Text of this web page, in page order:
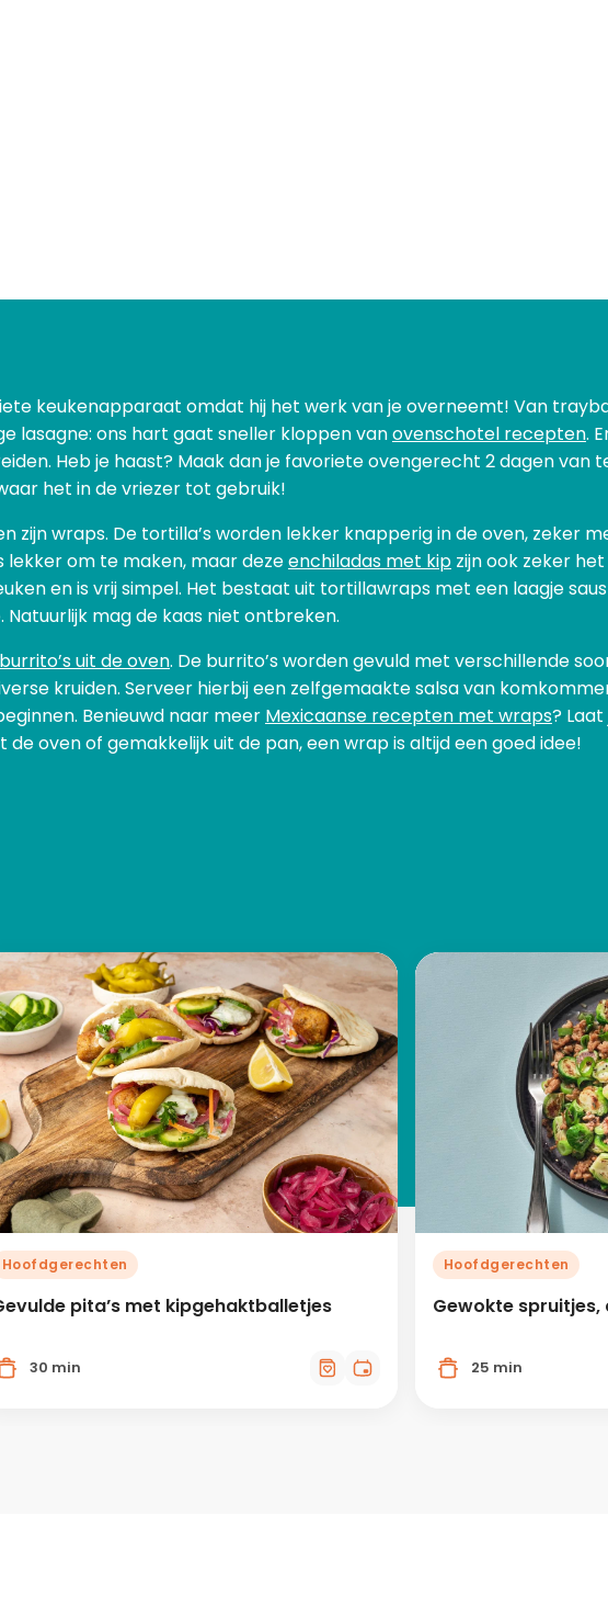
keukenapparaat omdat hij het werk van je overneemt! Van
lasagne: ons hart gaat sneller kloppen vanovenschotel recepten.
Heb je haast? Maak dan je favoriete ovengerecht 2 dagen van
het in de vriezer tot gebruik!
zijn wraps. De tortilla’s worden lekker knapperig in de oven, zeker
lekker om te maken, maar dezeenchiladas met kip zijn ook zeker
en is vrij simpel. Het bestaat uit tortillawraps met een laagje
mag de kaas niet ontbreken.
burrito’s uit de oven. De burrito’s worden gevuld met verschillende
kruiden. Serveer hierbij een zelfgemaakte salsa van
Benieuwd naar meer Mexicaanse recepten met wraps?
oven of gemakkelijk uit de pan, een wrap is altijd een goed idee!
Hoofdgerechten
pita’s met kipgehaktballetjes
30 min
Hoofdgerechten
Gewokte
25 min